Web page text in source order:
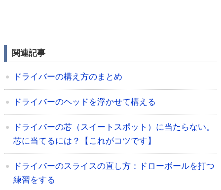
関連記事
ドライバーの構え方のまとめ
ドライバーのヘッドを浮かせて構える
ドライバーの芯（スイートスポット）に当たらない。
芯に当てるには？【これがコツです】
ドライバーのスライスの直し方：ドローボールを打つ
練習をする